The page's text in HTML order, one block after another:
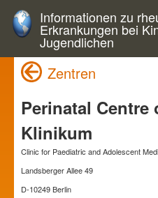
Informationen zu
Erkrankungen bei
Jugendlichen
Zentren
Perinatal Centre
Klinikum
Clinic for Paediatric and Adolescent
Landsberger Allee 49
D-10249 Berlin